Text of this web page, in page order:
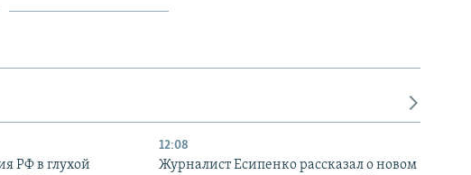
РФ в глухой
12:08
Журналист Есипенко рассказал о новом